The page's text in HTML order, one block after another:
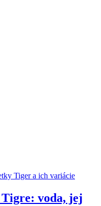
Tiger a ich variácie
voda, jej